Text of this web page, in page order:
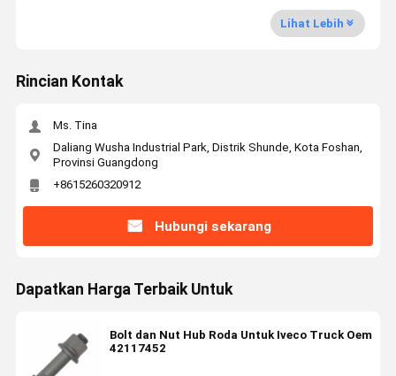
Lihat Lebih
Rincian Kontak
Ms. Tina
Daliang Wusha Industrial Park, Distrik Shunde, Kota Foshan,
Provinsi Guangdong
+8615260320912
Hubungi sekarang
Dapatkan Harga Terbaik Untuk
Bolt dan Nut Hub Roda Untuk Iveco Truck Oem
42117452